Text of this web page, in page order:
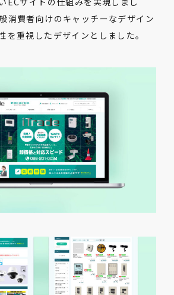
消費者向けのキャッチーなデザイン
を重視したデザインとしました。